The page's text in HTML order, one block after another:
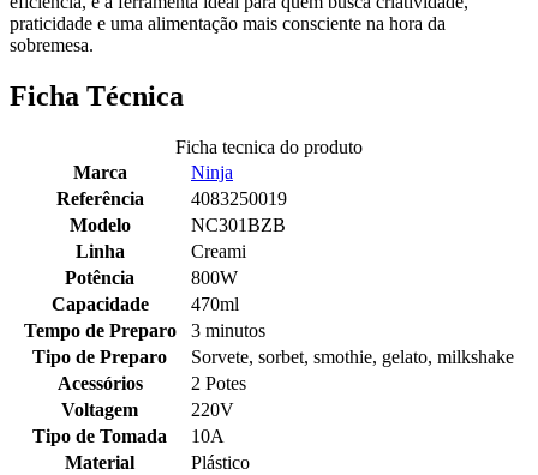
praticidade e uma alimentação mais consciente na hora da
sobremesa.
Ficha Técnica
Ficha tecnica do produto
Marca
Ninja
Referência
4083250019
Modelo
NC301BZB
Linha
Creami
Potência
800W
Capacidade
470ml
Tempo de Preparo
3 minutos
Tipo de Preparo
Sorvete, sorbet, smothie, gelato, milkshake
Acessórios
2 Potes
Voltagem
220V
Tipo de Tomada
10A
Material
Plástico